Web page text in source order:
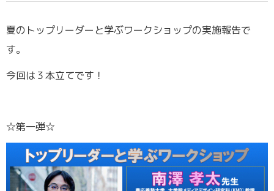
夏のトップリーダーと学ぶワークショップの実施報告で
す。
今回は３本立てです！
☆第一弾☆